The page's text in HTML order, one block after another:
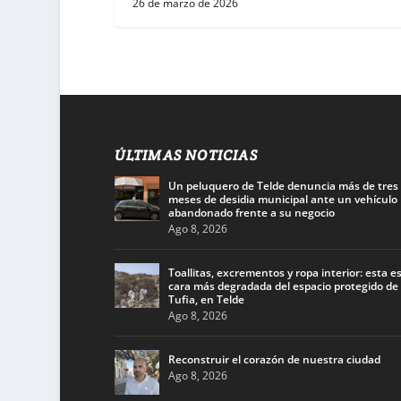
ÚLTIMAS NOTICIAS
Un peluquero de Telde denuncia más de tres
meses de desidia municipal ante un vehículo
abandonado frente a su negocio
Ago 8, 2026
Toallitas, excrementos y ropa interior: esta
cara más degradada del espacio protegido de
Tufia, en Telde
Ago 8, 2026
Reconstruir el corazón de nuestra ciudad
Ago 8, 2026